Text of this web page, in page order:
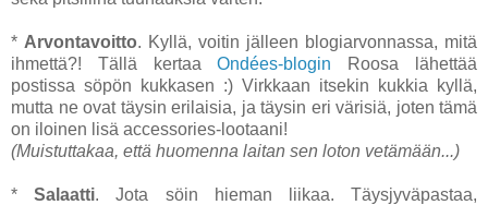
* Arvontavoitto. Kyllä, voitin jälleen blogiarvonnassa, mitä
ihmettä?! Tällä kertaaOndées-blogin Roosa lähettää
postissa söpön kukkasen :) Virkkaan itsekin kukkia kyllä,
mutta ne ovat täysin erilaisia, ja täysin eri värisiä, joten tämä
on iloinen lisä accessories-lootaani!
(Muistuttakaa, että huomenna laitan sen loton vetämään...)
*Salaatti. Jota söin hieman liikaa. Täysjyväpastaa,